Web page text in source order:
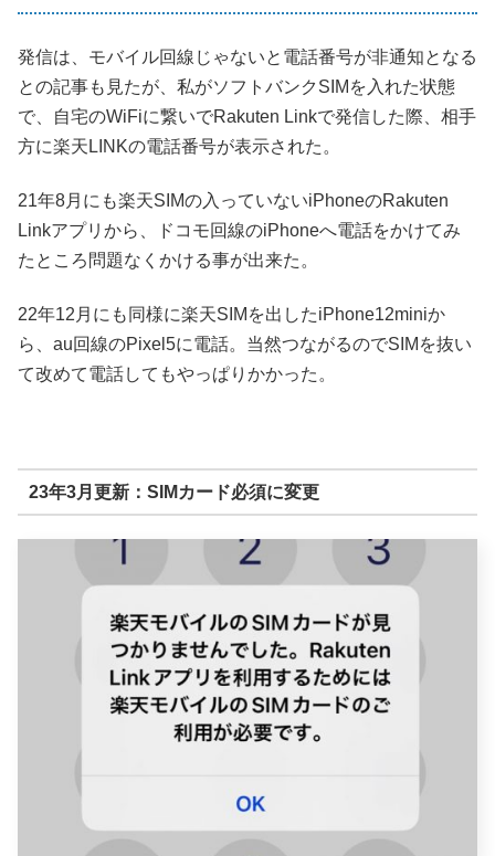
発信は、モバイル回線じゃないと電話番号が非通知となる
との記事も見たが、私がソフトバンクSIMを入れた状態
で、自宅のWiFiに繋いでRakuten Linkで発信した際、相手
方に楽天LINKの電話番号が表示された。
21年8月にも楽天SIMの入っていないiPhoneのRakuten
Linkアプリから、ドコモ回線のiPhoneへ電話をかけてみ
たところ問題なくかける事が出来た。
22年12月にも同様に楽天SIMを出したiPhone12miniか
ら、au回線のPixel5に電話。当然つながるのでSIMを抜い
て改めて電話してもやっぱりかかった。
23年3月更新：SIMカード必須に変更